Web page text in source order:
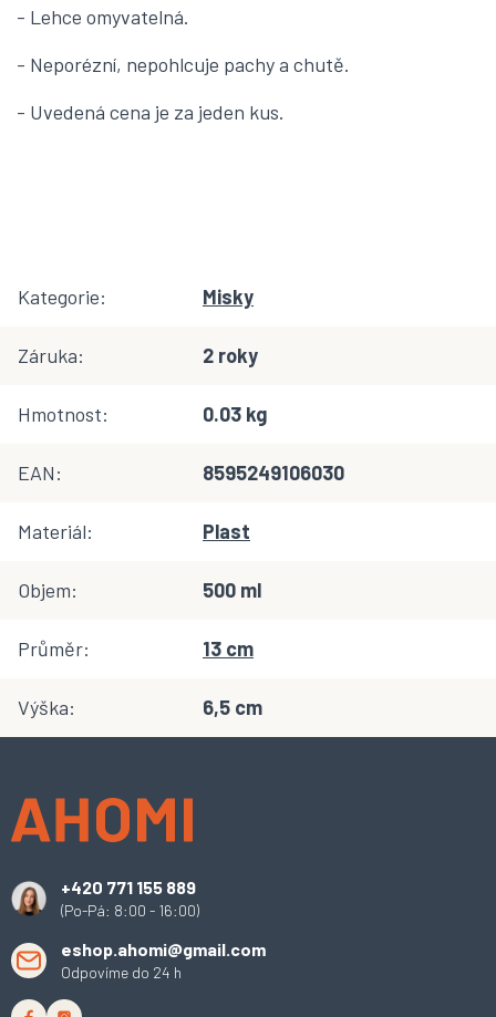
- Lehce omyvatelná.
- Neporézní, nepohlcuje pachy a chutě.
- Uvedená cena je za jeden kus.
Kategorie: Misky
Záruka: 2 roky
Hmotnost: 0.03 kg
EAN: 8595249106030
Materiál: Plast
Objem: 500 ml
Průměr: 13 cm
Výška: 6,5 cm
+420 771 155 889
(Po-Pá: 8:00 - 16:00)
eshop.ahomi@gmail.com
Odpovíme do 24 h